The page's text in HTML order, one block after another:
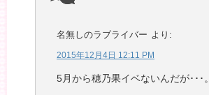
名無しのラブライバー より:
2015年12月4日 12:11 PM
5月から穂乃果イベないんだが･･･。